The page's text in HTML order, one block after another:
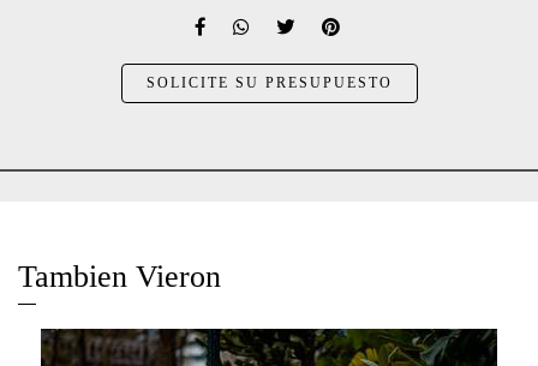
SOLICITE SU PRESUPUESTO
Tambien Vieron